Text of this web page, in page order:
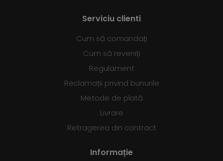
Serviciu clienti
Cum să comandați
Cum să reveniți
Regulament
Reclamații privind bunurile
Metode de plată
Livrare
Retragerea din contract
Informație